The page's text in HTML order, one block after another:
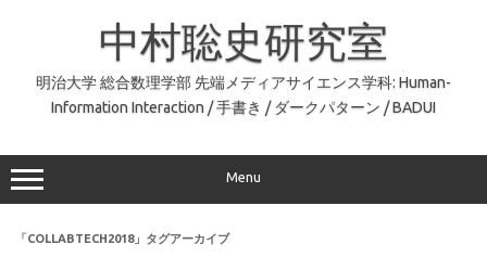
中村聡史研究室
明治大学 総合数理学部 先端メディアサイエンス学科: Human-
Information Interaction / 手書き / ダークパターン / BADUI
Menu
「COLLABTECH2018」タグアーカイブ